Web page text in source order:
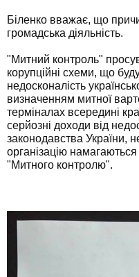
Біленко вважає, що
громадська діяльність.
"Митний контроль"
корупційні схеми, що
недосконалість
визначенням митної
терміналах всередині
серйозні доходи від
законодавства України,
організацію
"Митного контролю".